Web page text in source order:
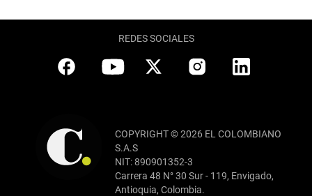
REDES SOCIALES
COPYRIGHT © 2026 EL COLOMBIANO
S.A.S
NIT: 890901352-3
Carrera 48 N° 30 Sur - 119, Envigado,
Antioquia, Colombia.